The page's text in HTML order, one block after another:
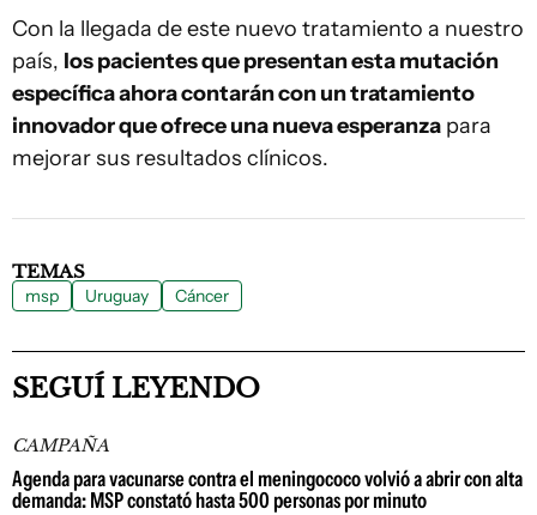
Con la llegada de este nuevo tratamiento a nuestro
país, los pacientes que presentan esta mutación
específica ahora contarán con un tratamiento
innovador que ofrece una nueva esperanza para
mejorar sus resultados clínicos.
TEMAS
msp Uruguay Cáncer
SEGUÍ LEYENDO
CAMPAÑA
Agenda para vacunarse contra el meningococo volvió a abrir con alta
demanda: MSP constató hasta 500 personas por minuto